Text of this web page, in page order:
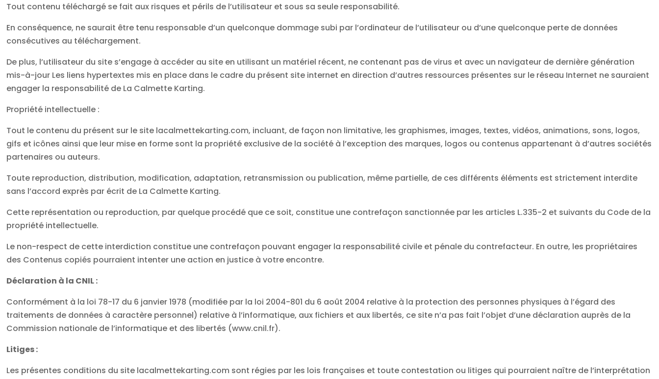
Tout contenu téléchargé se fait aux risques et périls de l’utilisateur et sous sa seule responsabilité.
En conséquence, ne saurait être tenu responsable d’un quelconque dommage subi par l’ordinateur de l’utilisateur ou d’une quelconque perte de données
consécutives au téléchargement.
De plus, l’utilisateur du site s’engage à accéder au site en utilisant un matériel récent, ne contenant pas de virus et avec un navigateur de dernière génération
mis-à-jour Les liens hypertextes mis en place dans le cadre du présent site internet en direction d’autres ressources présentes sur le réseau Internet ne sauraient
engager la responsabilité de La Calmette Karting.
Propriété intellectuelle :
Tout le contenu du présent sur le site lacalmettekarting.com, incluant, de façon non limitative, les graphismes, images, textes, vidéos, animations, sons, logos,
gifs et icônes ainsi que leur mise en forme sont la propriété exclusive de la société à l’exception des marques, logos ou contenus appartenant à d’autres sociétés
partenaires ou auteurs.
Toute reproduction, distribution, modification, adaptation, retransmission ou publication, même partielle, de ces différents éléments est strictement interdite
sans l’accord exprès par écrit de La Calmette Karting.
Cette représentation ou reproduction, par quelque procédé que ce soit, constitue une contrefaçon sanctionnée par les articles L.335-2 et suivants du Code de la
propriété intellectuelle.
Le non-respect de cette interdiction constitue une contrefaçon pouvant engager la responsabilité civile et pénale du contrefacteur. En outre, les propriétaires
des Contenus copiés pourraient intenter une action en justice à votre encontre.
Déclaration à la CNIL :
Conformément à la loi 78-17 du 6 janvier 1978 (modifiée par la loi 2004-801 du 6 août 2004 relative à la protection des personnes physiques à l’égard des
traitements de données à caractère personnel) relative à l’informatique, aux fichiers et aux libertés, ce site n’a pas fait l’objet d’une déclaration auprès de la
Commission nationale de l’informatique et des libertés (www.cnil.fr).
Litiges :
Les présentes conditions du site lacalmettekarting.com sont régies par les lois françaises et toute contestation ou litiges qui pourraient naître de l’interprétation